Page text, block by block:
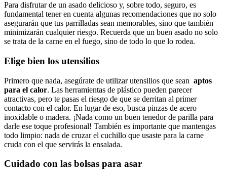
Para disfrutar⁢ de un⁢ asado delicioso y,‌ sobre ⁤todo, seguro,⁤ es
fundamental tener en cuenta​ algunas⁢ recomendaciones ⁤que no solo
asegurarán ⁤que ‌tus parrilladas sean memorables, sino que también
minimizarán cualquier ​riesgo. Recuerda que⁣ un buen‍ asado no solo
se ⁢trata de​ la ⁢carne en ⁢el fuego, sino de todo lo que ⁤lo rodea.
Elige​ bien los utensilios
Primero que‌ nada, asegúrate de utilizar utensilios‌ que sean ⁣ aptos
para el calor. Las herramientas de plástico pueden ​parecer
atractivas, pero ‌te ⁤pasas​ el‍ riesgo‌ de que se derritan al primer
contacto con el ‌calor. En lugar⁢ de eso,​ busca pinzas ‌de ⁤acero
inoxidable o madera. ¡Nada⁣ como ‍un buen​ tenedor de parilla para
darle ‍ese ⁤toque profesional!‌ También es importante que ⁢mantengas ​
todo limpio: nada de cruzar el cuchillo ⁢que usaste para la‍ carne
cruda con el ⁣que servirás la ensalada.
Cuidado con las bolsas ​para asar